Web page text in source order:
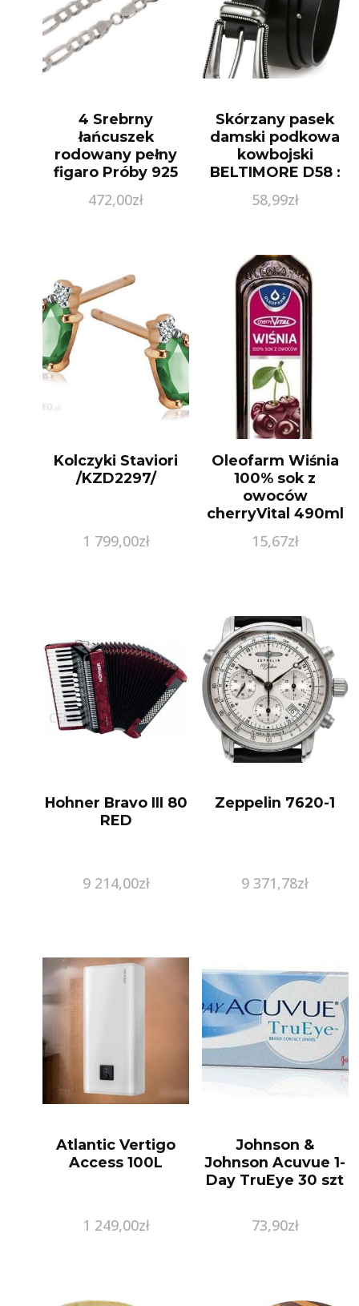
4 Srebrny
łańcuszek
rodowany pełny
figaro Próby 925
472,00zł
Skórzany pasek
damski podkowa
kowbojski
BELTIMORE D58 :
Rozmiar pasków –
58,99zł
Kolczyki Staviori
/KZD2297/
1 799,00zł
Oleofarm Wiśnia
100% sok z
owoców
cherryVital 490ml
15,67zł
Hohner Bravo III 80
RED
9 214,00zł
Zeppelin 7620-1
9 371,78zł
Atlantic Vertigo
Access 100L
1 249,00zł
Johnson &
Johnson Acuvue 1-
Day TruEye 30 szt
73,90zł